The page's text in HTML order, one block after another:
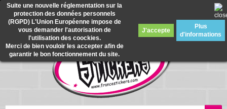
Suite une nouvelle réglementation sur la
protection des données personnels
(RGPD) L'Union Européenne impose de
vous demander l'autorisation de
l'utilisation des coockies.
Merci de bien vouloir les accepter afin de
garantir le bon fonctionnement du site.
J'accepte
Plus
d'informations